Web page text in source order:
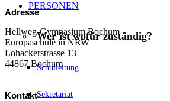
PERSONEN
Wer ist wofür zuständig?
Schulleitung
Sekretariat
Adresse
Hellweg-Gymnasium Bochum
Europaschule in NRW
Lohackerstrasse 13
44867 Bochum
Kontakt